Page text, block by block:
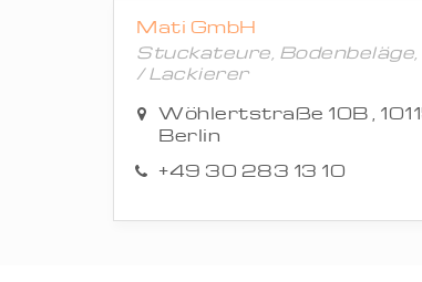
Mati GmbH
Stuckateure,
/ Lackierer
Wöhlertstraße 10B ,
Berlin
+49 30 283 13 10